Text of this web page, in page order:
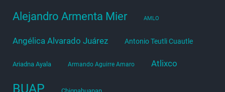
Alejandro Armenta Mier AMLO
Angélica Alvarado Juárez Antonio Teutli Cuautle
Ariadna Ayala Armando Aguirre Amaro Atlixco
BUAP